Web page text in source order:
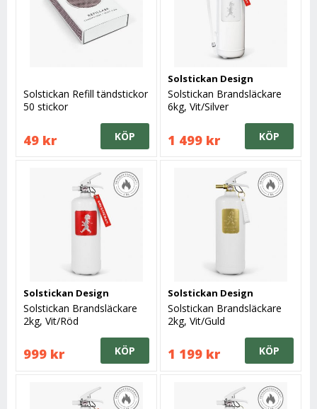
Solstickan Refill tändstickor
50 stickor
49 kr KÖP
Solstickan Design
Solstickan Brandsläckare
6kg, Vit/Silver
1 499 kr KÖP
Solstickan Design
Solstickan Brandsläckare
2kg, Vit/Röd
999 kr KÖP
Solstickan Design
Solstickan Brandsläckare
2kg, Vit/Guld
1 199 kr KÖP